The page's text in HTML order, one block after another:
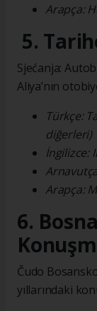
Arapça:
5.
Sjećanja:
Aliya’nın
Türkçe:
diğerleri)
İngilizce:
Arapça:
6.
Čudo
yıllarındaki